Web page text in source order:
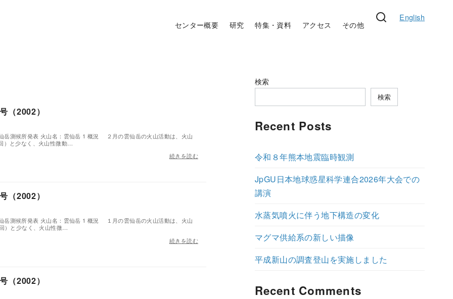
センター概要 研究 特集・資料 アクセス その他
English
（2002）
岳測候所発表 火山名：雲仙岳 1 概況 ２月の雲仙岳の火山活動は、火山
）と少なく、火山性微動…
続きを読む
（2002）
岳測候所発表 火山名：雲仙岳 1 概況 １月の雲仙岳の火山活動は、火山
）と少なく、火山性微…
続きを読む
（2002）
検索
検索
Recent Posts
令和８年熊本地震臨時観測
JpGU日本地球惑星科学連合2026年大会での
講演
水蒸気噴火に伴う地下構造の変化
マグマ供給系の新しい描像
平成新山の調査登山を実施しました
Recent Comments